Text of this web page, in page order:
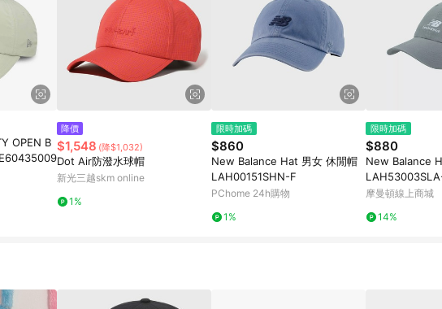
OPEN B
降價
$1,548 (降$1,032)
Dot Air防潑水球帽
新光三越skm online
1%
限時加碼
$860
New Balance Hat 男女 休閒帽
LAH00151SHN-F
PChome 24h購物
1%
限時加碼
$880
New Balance
摩曼頓線上商城
14%